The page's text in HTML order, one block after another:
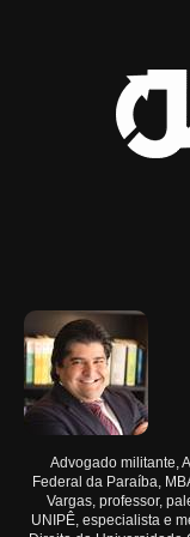
Advogado militante,
Federal da Paraíba,
Vargas, professor,
UNIPÊ, especialista e